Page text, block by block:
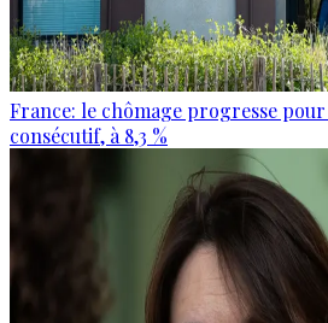
France: le chômage progresse
consécutif, à 8,3 %